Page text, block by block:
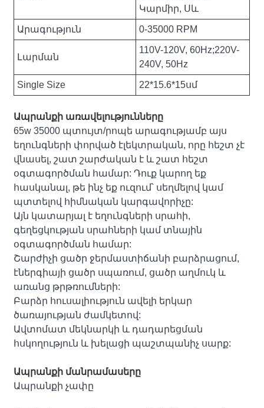
Կարմիր, Սև
Արագություն 0-35000 RPM
Լարման
110V-120V, 60Hz;220V-
240V, 50Hz
Single Size 22*15.6*15սմ
Ապրանքի առավելությունները
65w 35000 պտույտ/րոպե արագությամբ այս
եղունգների փորված էլեկտրական, որը հեշտ չէ
վնասել, շատ շարժական է և շատ հեշտ
օգտագործման համար: Դուք կարող եք
հասկանալ, թե ինչ եք ուզում՝ սեղմելով կամ
պտտելով հիմնական կարգավորիչը:
Այն կատարյալ է եղունգների սրահի,
գեղեցկության սրահների կամ տնային
օգտագործման համար:
Շարժիչի ցածր ջերմաստիճանի բարձրացում,
էներգիայի ցածր սպառում, ցածր աղմուկ և
առանց թրթռումների:
Բարձր հուսալիություն ավելի երկար
ծառայության ժամկետով:
Ավտոմատ մեկնարկի և դադարեցման
հսկողություն և խելացի պաշտպանիչ սարք:
Ապրանքի մանրամասերը
Ապրանքի չափը